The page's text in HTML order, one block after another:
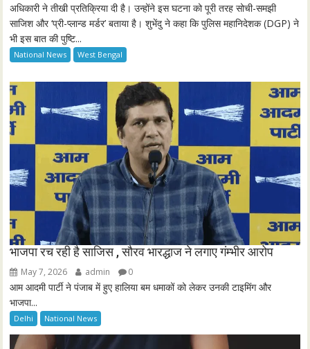
s
e
n
अधिकारी ने तीखी प्रतिक्रिया दी है। उन्होंने इस घटना को पूरी तरह सोची-समझी
साजिश और ‘प्री-प्लान्ड मर्डर’ बताया है। शुभेंदु ने कहा कि पुलिस महानिदेशक (DGP) ने
भी इस बात की पुष्टि...
National News West Bengal
भाजपा रच रही है साजिस , सौरव भारद्धाज ने लगाए गंम्भीर आरोप
May 7, 2026 admin 0
आम आदमी पार्टी ने पंजाब में हुए हालिया बम धमाकों को लेकर उनकी टाइमिंग और
भाजपा...
Delhi National News